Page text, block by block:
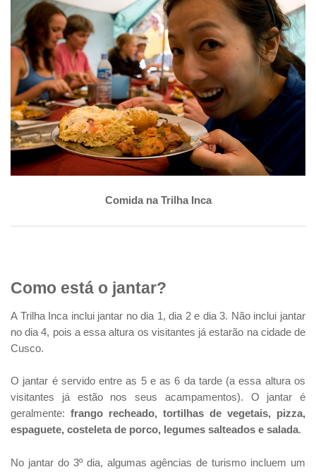
Comida na Trilha Inca
Como está o jantar?
A Trilha Inca inclui jantar no dia 1, dia 2 e dia 3. Não inclui jantar
no dia 4, pois a essa altura os visitantes já estarão na cidade de
Cusco.
O jantar é servido entre as 5 e as 6 da tarde (a essa altura os
visitantes já estão nos seus acampamentos). O jantar é
geralmente: frango recheado, tortilhas de vegetais, pizza,
espaguete, costeleta de porco, legumes salteados e salada.
No jantar do 3º dia, algumas agências de turismo incluem um